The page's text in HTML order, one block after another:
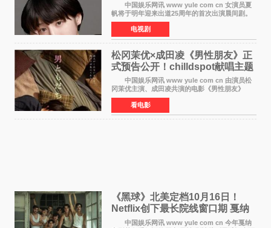
中国娱乐网讯 www yule com cn 女演员夏
帆将于明年迎来出道25周年的首次出演晨间剧。
NHK于8月4日宣布她将出演明年（2027年度）上
半期的晨间剧《巡游的天鹅》，饰演与女主角森
田望智饰演的生
电视剧
松冈茉优×成田凌《男性朋友》正
式预告公开！chilldspot献唱主题
中国娱乐网讯 www yule com cn 由演员松
冈茉优主演、成田凌共演的电影《男性朋友》
（三岛有纪子执导，11月6日上映）于8月5日公开
正式视觉图与正式预告片。同时，三人乐队
chilldspot为该片创
看电影
《黑球》北美定档10月16日！
Netflix创下最长院线窗口期 戛纳
最佳导演加持
中国娱乐网讯 www yule com cn 今年戛纳